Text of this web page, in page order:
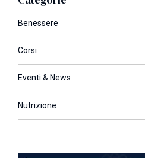
Benessere
Corsi
Eventi & News
Nutrizione